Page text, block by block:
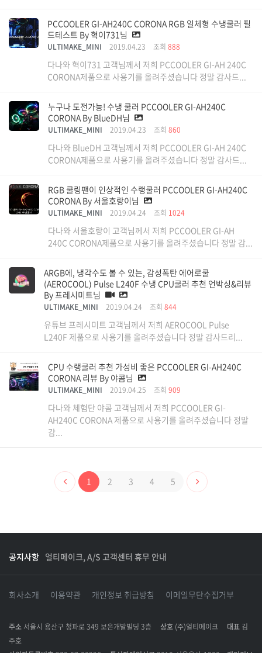
PCCOOLER GI-AH240C CORONA RGB 일체형 수냉쿨러 필
드테스트 By 혁이731님
ULTIMAKE_MINI 2019.04.23 조회 888
다나와 혁이731 고객님께서 저희 PCCOOLER GI-AH 240C
CORONA제품으로 사용기를 올려주셨습니다 정말 감사드...
누구나 도전가능! 수냉 쿨러 PCCOOLER GI-AH240C
CORONA By BlueDH님
ULTIMAKE_MINI 2019.04.23 조회 860
다나와 BlueDH 고객님께서 저희 PCCOOLER GI-AH 240C
CORONA제품으로 사용기를 올려주셨습니다 정말 감사드...
RGB 쿨링팬이 인상적인 수랭쿨러 PCCOOLER GI-AH240C
CORONA By 서울호랑이님
ULTIMAKE_MINI 2019.04.24 조회 1024
다나와 서울호랑이 고객님께서 저희 PCCOOLER GI-AH
240C CORONA제품으로 사용기를 올려주셨습니다 정말 감...
ARGB에, 냉각수도 볼 수 있는, 감성폭탄 에어로쿨
(AEROCOOL) Pulse L240F 수냉 CPU쿨러 추천 언박싱&리뷰
By 프레시미트님
ULTIMAKE_MINI 2019.04.24 조회 844
유튜브 프레시미트 고객님께서 저희 AEROCOOL Pulse
L240F 제품으로 사용기를 올려주셨습니다 정말 감사드리...
CPU 수랭쿨러 추천 가성비 좋은 PCCOOLER GI-AH240C
CORONA 리뷰 By 야콤님
ULTIMAKE_MINI 2019.04.25 조회 909
다나와 체험단 야콤 고객님께서 저희 PCCOOLER GI-
AH240C CORONA 제품으로 사용기를 올려주셨습니다 정말
감...
1 2 3 4 5
공지사항 얼티메이크, A/S 고객센터 휴무 안내
회사소개 이용약관 개인정보 취급방침 이메일무단수집거부
주소 서울시 용산구 청파로 349 보은개발빌딩 3층 상호 (주)얼티메이크 대표 김
주호